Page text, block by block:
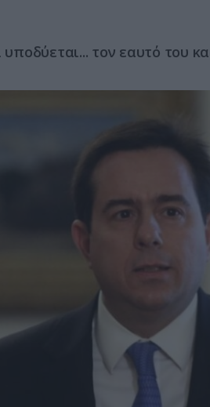
τον εαυτό του